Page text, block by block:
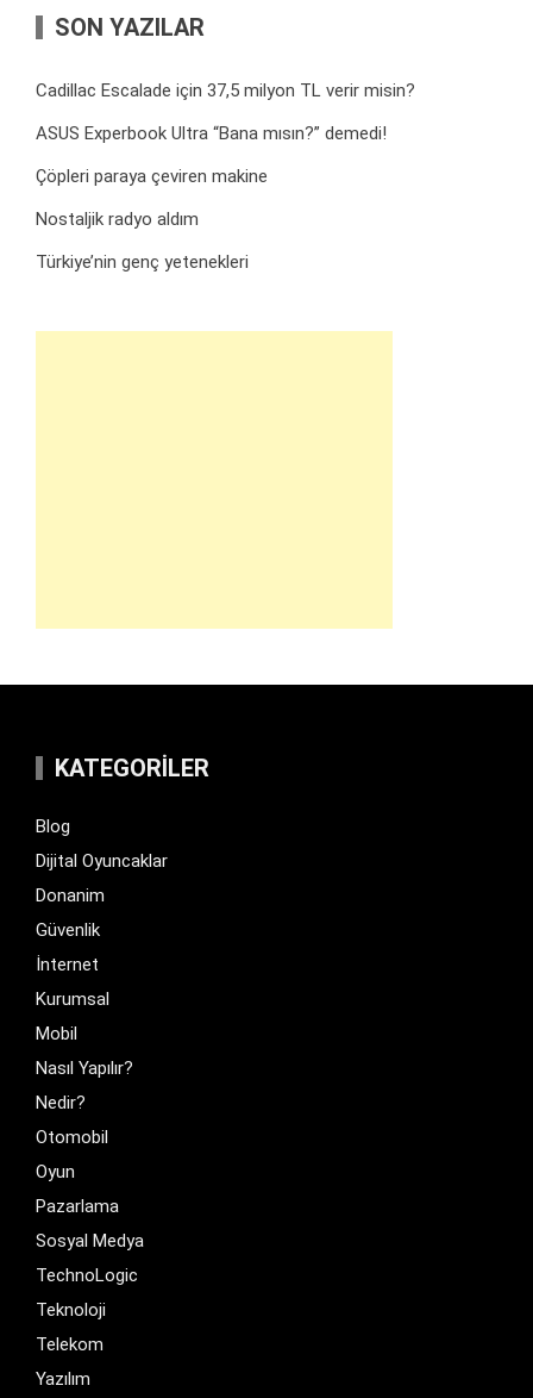
SON YAZILAR
Cadillac Escalade için 37,5 milyon TL verir misin?
ASUS Experbook Ultra “Bana mısın?” demedi!
Çöpleri paraya çeviren makine
Nostaljik radyo aldım
Türkiye’nin genç yetenekleri
KATEGORILER
Blog
Dijital Oyuncaklar
Donanim
Güvenlik
İnternet
Kurumsal
Mobil
Nasıl Yapılır?
Nedir?
Otomobil
Oyun
Pazarlama
Sosyal Medya
TechnoLogic
Teknoloji
Telekom
Yazılım